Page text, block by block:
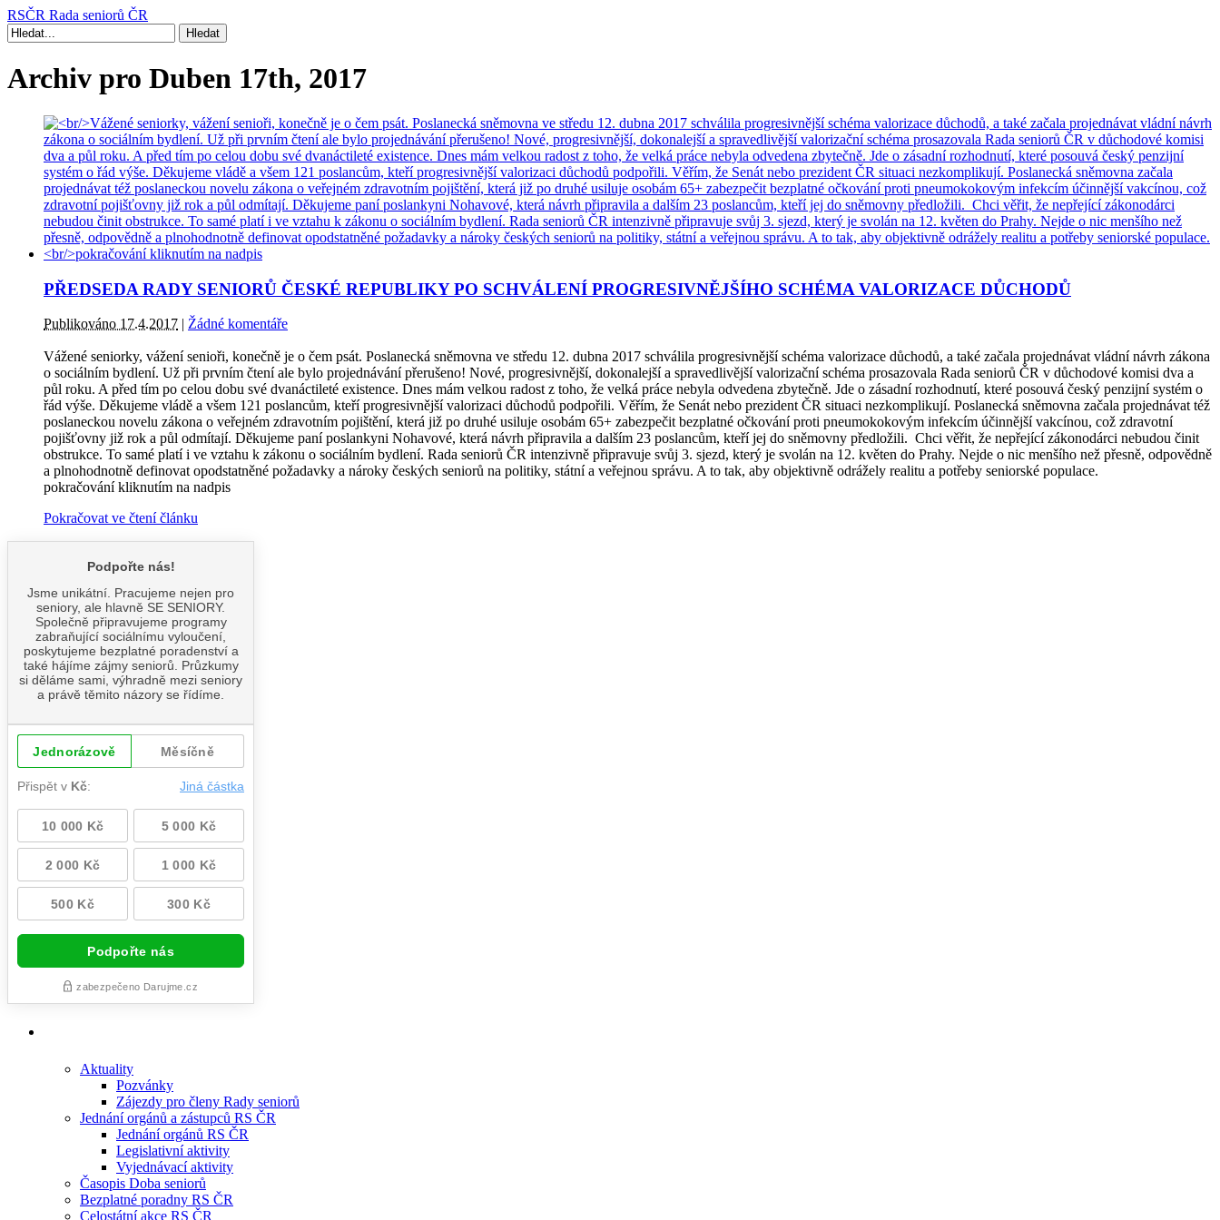
RSČR Rada seniorů ČR
Archiv pro Duben 17th, 2017
PŘEDSEDA RADY SENIORŮ ČESKÉ REPUBLIKY PO SCHVÁLENÍ PROGRESIVNĚJŠÍHO SCHÉMA VALORIZACE DŮCHODŮ
Publikováno 17.4.2017 | Žádné komentáře
Vážené seniorky, vážení senioři, konečně je o čem psát. Poslanecká sněmovna ve středu 12. dubna 2017 schválila progresivnější schéma valorizace důchodů, a také začala projednávat vládní návrh zákona
o sociálním bydlení. Už při prvním čtení ale bylo projednávání přerušeno! Nové, progresivnější, dokonalejší a spravedlivější valorizační schéma prosazovala Rada seniorů ČR v důchodové komisi dva a
půl roku. A před tím po celou dobu své dvanáctileté existence. Dnes mám velkou radost z toho, že velká práce nebyla odvedena zbytečně. Jde o zásadní rozhodnutí, které posouvá český penzijní systém o
řád výše. Děkujeme vládě a všem 121 poslancům, kteří progresivnější valorizaci důchodů podpořili. Věřím, že Senát nebo prezident ČR situaci nezkomplikují. Poslanecká sněmovna začala projednávat též
poslaneckou novelu zákona o veřejném zdravotním pojištění, která již po druhé usiluje osobám 65+ zabezpečit bezplatné očkování proti pneumokokovým infekcím účinnější vakcínou, což zdravotní
pojišťovny již rok a půl odmítají. Děkujeme paní poslankyni Nohavové, která návrh připravila a dalším 23 poslancům, kteří jej do sněmovny předložili. Chci věřit, že nepřející zákonodárci nebudou činit
obstrukce. To samé platí i ve vztahu k zákonu o sociálním bydlení. Rada seniorů ČR intenzivně připravuje svůj 3. sjezd, který je svolán na 12. květen do Prahy. Nejde o nic menšího než přesně, odpovědně
a plnohodnotně definovat opodstatněné požadavky a nároky českých seniorů na politiky, státní a veřejnou správu. A to tak, aby objektivně odrážely realitu a potřeby seniorské populace.
pokračování kliknutím na nadpis
Pokračovat ve čtení článku
Aktuality
Pozvánky
Zájezdy pro členy Rady seniorů
Jednání orgánů a zástupců RS ČR
Jednání orgánů RS ČR
Legislativní aktivity
Vyjednávací aktivity
Časopis Doba seniorů
Bezplatné poradny RS ČR
Celostátní akce RS ČR